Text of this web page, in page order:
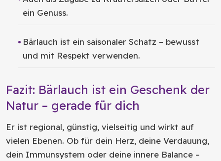
ein Genuss.
Bärlauch ist ein saisonaler Schatz – bewusst
und mit Respekt verwenden.
Fazit: Bärlauch ist ein Geschenk der
Natur – gerade für dich
Er ist regional, günstig, vielseitig und wirkt auf
vielen Ebenen. Ob für dein Herz, deine Verdauung,
dein Immunsystem oder deine innere Balance –